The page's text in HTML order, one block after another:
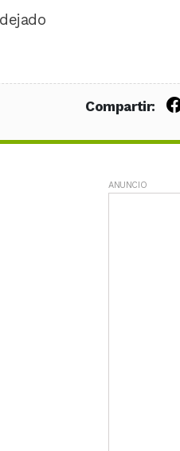
Compartir:
ANUNCIO